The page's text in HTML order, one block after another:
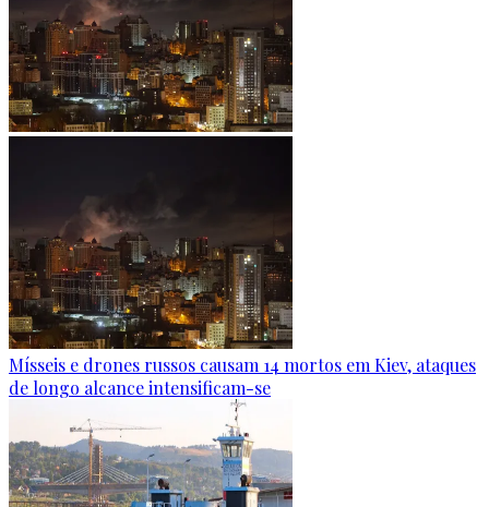
Mísseis e drones russos causam 14 mortos em Kiev, ataques
de longo alcance intensificam-se